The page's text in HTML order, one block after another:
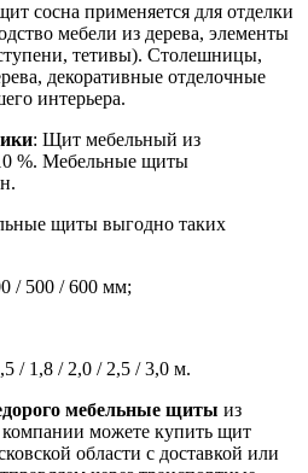
сосна применяется для отделки
мебели из дерева, элементы
тетивы). Столешницы,
декоративные отделочные
интерьера.
: Щит мебельный из
%. Мебельные щиты
щиты выгодно таких
/ 500 / 600 мм;
/ 1,8 / 2,0 / 2,5 / 3,0 м.
мебельные щиты из
можете купить щит
области с доставкой или